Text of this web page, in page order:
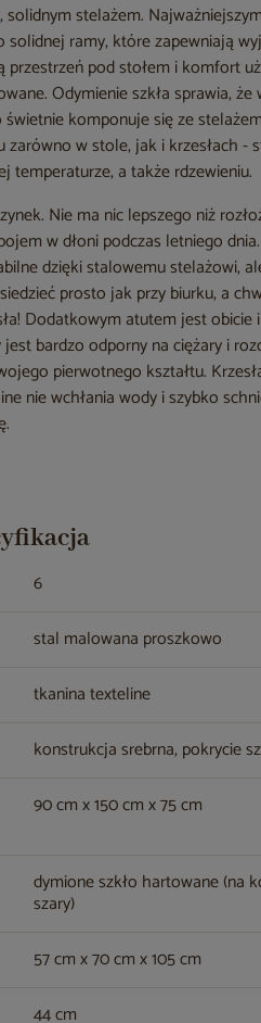
stelażem.
ramy, które zapewniają
pod stołem i komfort
Odymienie szkła sprawia,
komponuje się ze
zarówno w stole, jak i krzesłach -
temperaturze, a także rdzewieniu.
Nie ma nic lepszego niż
w dłoni podczas letniego
dzięki stalowemu stelażowi,
prosto jak przy biurku, a
Dodatkowym atutem jest obicie
bardzo odporny na ciężary i
pierwotnego kształtu.
nie wchłania wody i szybko
6
stal malowana proszkowo
tkanina texteline
konstrukcja srebrna, pokrycie
90 cm x 150 cm x 75 cm
dymione szkło hartowane (na
szary)
57 cm x 70 cm x 105 cm
44 cm